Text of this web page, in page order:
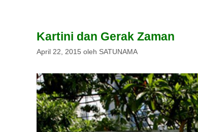
Kartini dan Gerak Zaman
April 22, 2015 oleh SATUNAMA